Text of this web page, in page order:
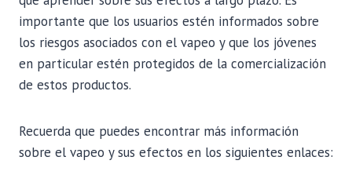
importante que los usuarios estén informados sobre
los riesgos asociados con el vapeo y que los jóvenes
en particular estén protegidos de la comercialización
de estos productos.
Recuerda que puedes encontrar más información
sobre el vapeo y sus efectos en los siguientes enlaces: